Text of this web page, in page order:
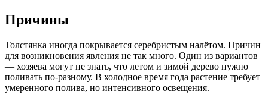
Причины
Толстянка иногда покрывается серебристым налётом. Причин
для возникновения явления не так много. Один из вариантов
— хозяева могут не знать, что летом и зимой дерево нужно
поливать по-разному. В холодное время года растение требует
умеренного полива, но интенсивного освещения.